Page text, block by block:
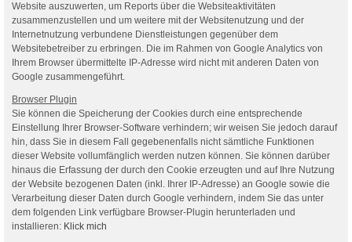
Website auszuwerten, um Reports über die Websiteaktivitäten
zusammenzustellen und um weitere mit der Websitenutzung und der
Internetnutzung verbundene Dienstleistungen gegenüber dem
Websitebetreiber zu erbringen. Die im Rahmen von Google Analytics von
Ihrem Browser übermittelte IP-Adresse wird nicht mit anderen Daten von
Google zusammengeführt.
Browser Plugin
Sie können die Speicherung der Cookies durch eine entsprechende
Einstellung Ihrer Browser-Software verhindern; wir weisen Sie jedoch darauf
hin, dass Sie in diesem Fall gegebenenfalls nicht sämtliche Funktionen
dieser Website vollumfänglich werden nutzen können. Sie können darüber
hinaus die Erfassung der durch den Cookie erzeugten und auf Ihre Nutzung
der Website bezogenen Daten (inkl. Ihrer IP-Adresse) an Google sowie die
Verarbeitung dieser Daten durch Google verhindern, indem Sie das unter
dem folgenden Link verfügbare Browser-Plugin herunterladen und
installieren: Klick mich